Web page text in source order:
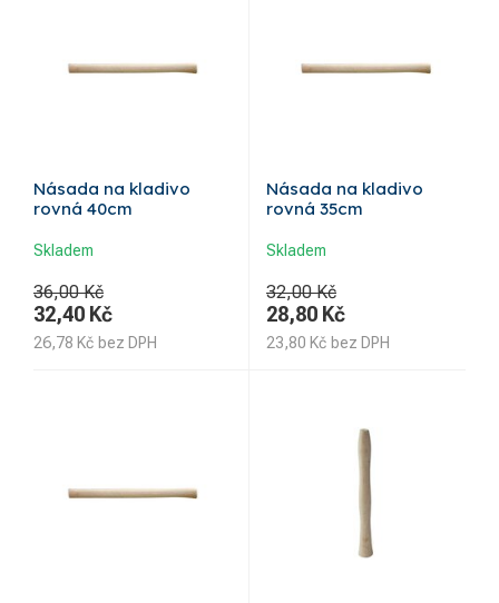
Násada na kladivo
rovná 40cm
Skladem
36,00 Kč
32,40 Kč
26,78 Kč bez DPH
Násada na kladivo
rovná 35cm
Skladem
32,00 Kč
28,80 Kč
23,80 Kč bez DPH